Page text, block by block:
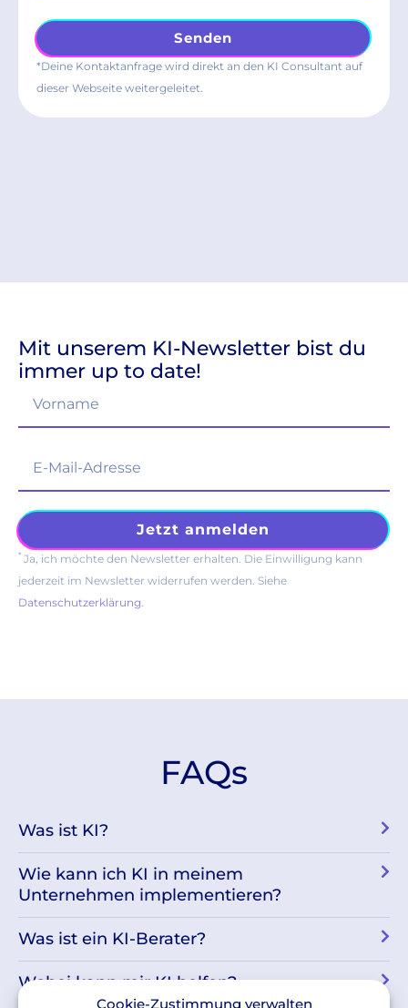
Cookie-Zustimmung verwalten
Senden
*Deine Kontaktanfrage wird direkt an den KI Consultant auf
dieser Webseite weitergeleitet.
Mit unserem KI-Newsletter bist du
immer up to date!
* Ja, ich möchte den Newsletter erhalten. Die Einwilligung kann
jederzeit im Newsletter widerrufen werden. Siehe
Datenschutzerklärung
FAQs
Was ist KI?
Wie kann ich KI in meinem
Unternehmen implementieren?
Was ist ein KI-Berater?
Wobei kann mir KI helfen?